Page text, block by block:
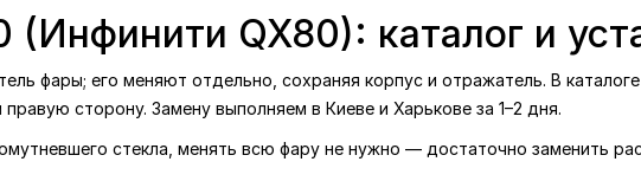
QX80): каталог и
фары; его меняют отдельно, сохраняя корпус и отражатель. В
сторону. Замену выполняем в Киеве и Харькове за 1–2 дня.
стекла, менять всю фару не нужно — достаточно заменить